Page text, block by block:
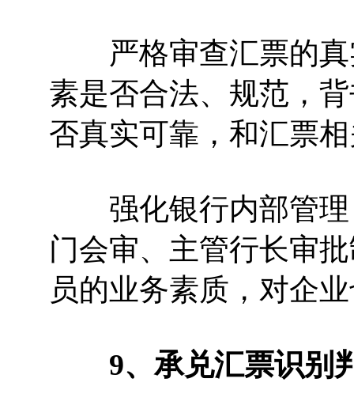
严格审查汇票的真
素是否合法、规范，
否真实可靠，和汇票
强化银行内部管理
门会审、主管行长审
员的业务素质，对企
9、承兑汇票识别